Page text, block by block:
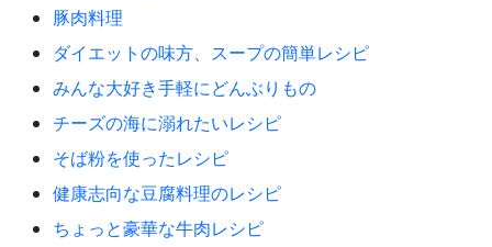
豚肉料理
ダイエットの味方、スープの簡単レシピ
みんな大好き手軽にどんぶりもの
チーズの海に溺れたいレシピ
そば粉を使ったレシピ
健康志向な豆腐料理のレシピ
ちょっと豪華な牛肉レシピ